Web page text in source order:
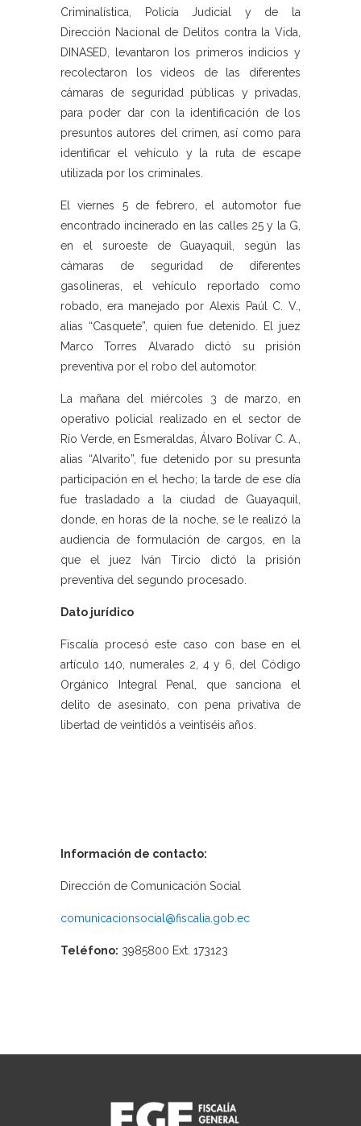
Criminalística, Policía Judicial y de la
Dirección Nacional de Delitos contra la Vida,
DINASED, levantaron los primeros indicios y
recolectaron los videos de las diferentes
cámaras de seguridad públicas y privadas,
para poder dar con la identificación de los
presuntos autores del crimen, así como para
identificar el vehículo y la ruta de escape
utilizada por los criminales.
El viernes 5 de febrero, el automotor fue
encontrado incinerado en las calles 25 y la G,
en el suroeste de Guayaquil, según las
cámaras de seguridad de diferentes
gasolineras, el vehículo reportado como
robado, era manejado por Alexis Paúl C. V.,
alias “Casquete”, quien fue detenido. El juez
Marco Torres Alvarado dictó su prisión
preventiva por el robo del automotor.
La mañana del miércoles 3 de marzo, en
operativo policial realizado en el sector de
Río Verde, en Esmeraldas, Álvaro Bolívar C. A.,
alias “Alvarito”, fue detenido por su presunta
participación en el hecho; la tarde de ese día
fue trasladado a la ciudad de Guayaquil,
donde, en horas de la noche, se le realizó la
audiencia de formulación de cargos, en la
que el juez Iván Tircio dictó la prisión
preventiva del segundo procesado.
Dato jurídico
Fiscalía procesó este caso con base en el
artículo 140, numerales 2, 4 y 6, del Código
Orgánico Integral Penal, que sanciona el
delito de asesinato, con pena privativa de
libertad de veintidós a veintiséis años.
Información de contacto:
Dirección de Comunicación Social
comunicacionsocial@fiscalia.gob.ec
Teléfono: 3985800 Ext. 173123